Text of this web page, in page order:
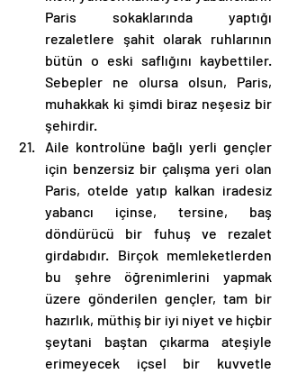
Paris sokaklarında yaptığı
rezaletlere şahit olarak ruhlarının
bütün o eski saflığını kaybettiler.
Sebepler ne olursa olsun, Paris,
muhakkak ki şimdi biraz neşesiz bir
şehirdir.
Aile kontrolüne bağlı yerli gençler
için benzersiz bir çalışma yeri olan
Paris, otelde yatıp kalkan iradesiz
yabancı içinse, tersine, baş
döndürücü bir fuhuş ve rezalet
girdabıdır. Birçok memleketlerden
bu şehre öğrenimlerini yapmak
üzere gönderilen gençler, tam bir
hazırlık, müthiş bir iyi niyet ve hiçbir
şeytani baştan çıkarma ateşiyle
erimeyecek içsel bir kuvvetle